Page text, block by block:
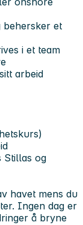
behersker et
i et team
arbeid
Stillas og
havet mens du
Ingen dag er
å bryne